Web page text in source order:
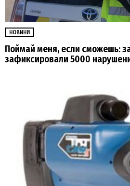
НОВИНИ
Поймай меня, если сможешь:
зафиксировали 5000